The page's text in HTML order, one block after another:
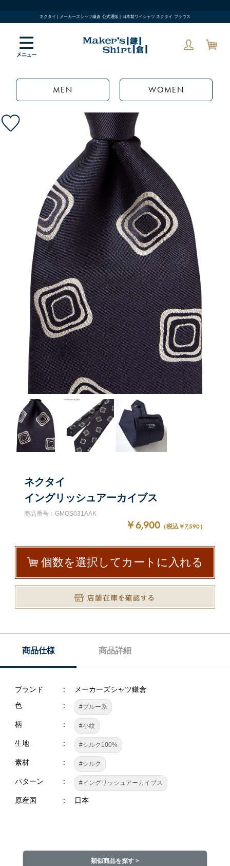
ネクタイ | メーカーズシャツ鎌倉 公式通販 | 日本製ワイシャツ ネクタイ ブラウス
MEN WOMEN
ネクタイ
イングリッシュアーカイブス
商品番号：GMOS031AAK
￥6,900 （税込￥7,590）
個数を選択してカートに入れる
商品仕様 商品詳細
ブランド
メーカーズシャツ鎌倉
色
#ブルー系
柄 #小紋
生地 #シルク100%
素材 #シルク
パターン #イングリッシュアーカイブス
原産国 日本
類似商品を探す >